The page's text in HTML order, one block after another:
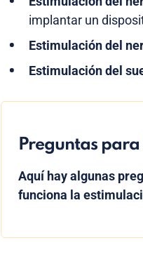
implantar un
Estimulación del
Estimulación del
Preguntas
Aquí hay algunas
funciona la